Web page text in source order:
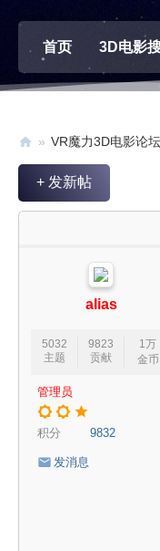
首页 3D电影
V
» VR魔力3D电影论坛
+ 发新帖
alias
5032
主题
9823
贡献
1万
金币
管理员
积分 9832
发消息